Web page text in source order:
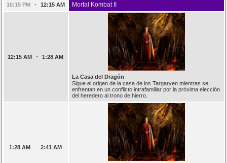
10:15 PM
- 12:15 AM Mortal Kombat II
12:15 AM - 1:28 AM
La Casa del Dragón
Sigue el origen de la casa de los Targaryen mientras se
enfrentan en un conflicto intrafamiliar por la próxima elección
del heredero al trono de hierro.
1:28 AM - 2:41 AM